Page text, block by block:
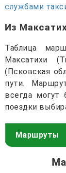
службами
Из
Таблица
Максатихи
(Псковская
пути.
всегда
поездки
Маршруты